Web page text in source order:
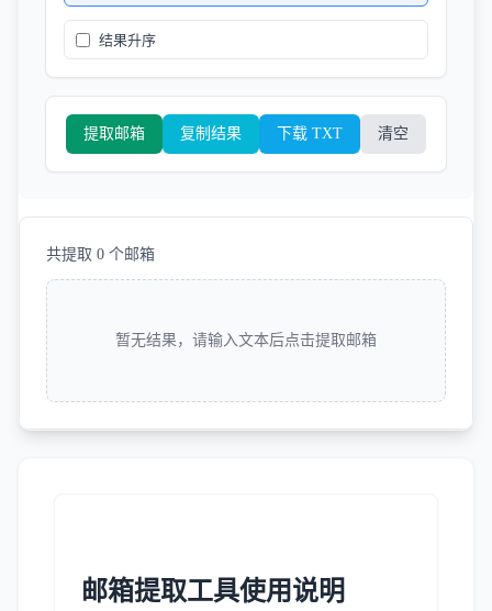
结果升序
提取邮箱 复制结果 下载 TXT 清空
共提取 0 个邮箱
暂无结果，请输入文本后点击提取邮箱
邮箱提取工具使用说明